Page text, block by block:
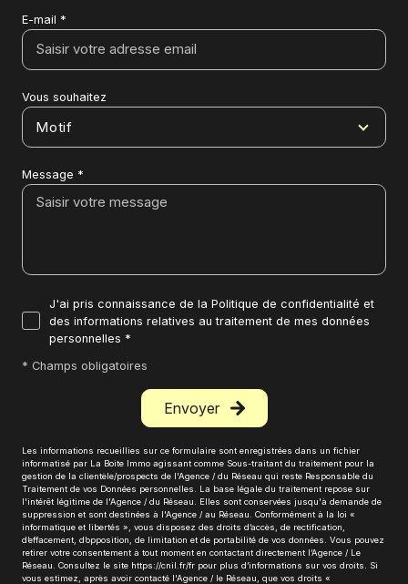
E-mail *
Vous souhaitez
Motif
Message *
J'ai pris connaissance de la Politique de confidentialité et
des informations relatives au traitement de mes données
personnelles *
* Champs obligatoires
Envoyer
Les informations recueillies sur ce formulaire sont enregistrées dans un fichier
informatisé par La Boite Immo agissant comme Sous-traitant du traitement pour la
gestion de la clientèle/prospects de l'Agence / du Réseau qui reste Responsable du
Traitement de vos Données personnelles. La base légale du traitement repose sur
l'intérêt légitime de l'Agence / du Réseau. Elles sont conservées jusqu'à demande de
suppression et sont destinées à l'Agence / au Réseau. Conformément à la loi «
informatique et libertés », vous disposez des droits d’accès, de rectification,
d’effacement, d’opposition, de limitation et de portabilité de vos données. Vous pouvez
retirer votre consentement à tout moment en contactant directement l’Agence / Le
Réseau. Consultez le site https://cnil.fr/fr pour plus d’informations sur vos droits. Si
vous estimez, après avoir contacté l'Agence / le Réseau, que vos droits «